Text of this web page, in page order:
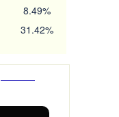
8.49%
31.42%